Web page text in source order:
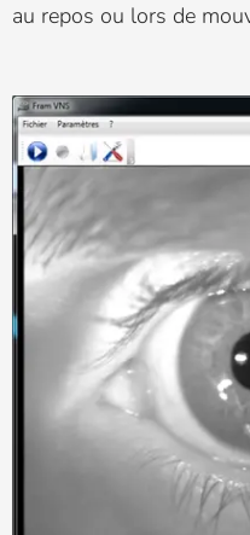
au repos ou lors de